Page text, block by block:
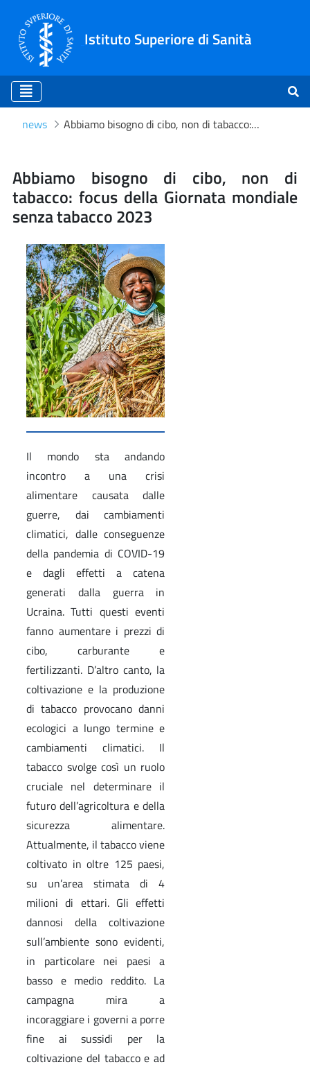
Istituto Superiore di Sanità
news Abbiamo bisogno di cibo, non di tabacco: focus della Giornata mondiale senza tabacco 2023
Abbiamo bisogno di cibo,
Abbiamo bisogno di cibo, non di
tabacco: focus della Giornata mondiale
senza tabacco 2023
Il mondo sta andando
incontro a una crisi
alimentare causata dalle
guerre, dai cambiamenti
climatici, dalle conseguenze
della pandemia di COVID-19
e dagli effetti a catena
generati dalla guerra in
Ucraina. Tutti questi eventi
fanno aumentare i prezzi di
cibo, carburante e
fertilizzanti. D’altro canto, la
coltivazione e la produzione
di tabacco provocano danni
ecologici a lungo termine e
cambiamenti climatici. Il
tabacco svolge così un ruolo
cruciale nel determinare il
futuro dell’agricoltura e della
sicurezza alimentare.
Attualmente, il tabacco viene
coltivato in oltre 125 paesi,
su un’area stimata di 4
milioni di ettari. Gli effetti
dannosi della coltivazione
sull’ambiente sono evidenti,
in particolare nei paesi a
basso e medio reddito. La
campagna mira a
incoraggiare i governi a porre
fine ai sussidi per la
coltivazione del tabacco e ad